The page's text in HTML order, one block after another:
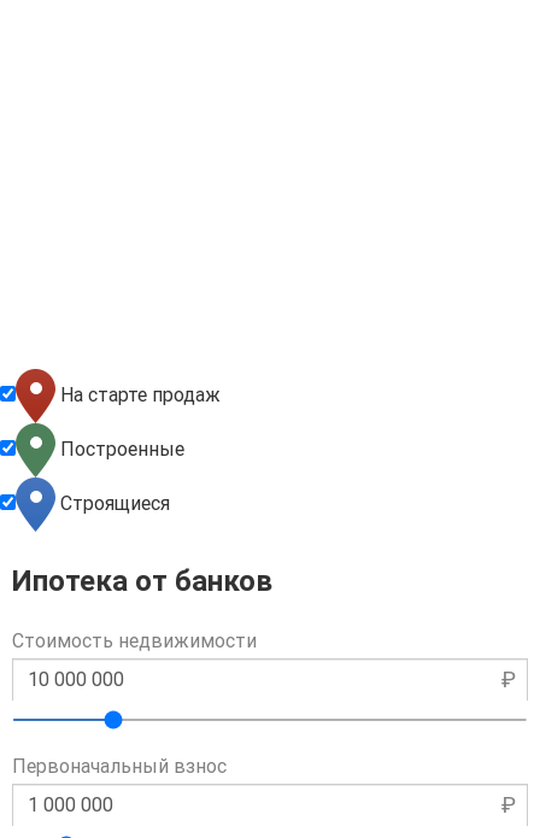
На старте продаж
Построенные
Строящиеся
Ипотека от банков
Стоимость недвижимости
₽
Первоначальный взнос
₽